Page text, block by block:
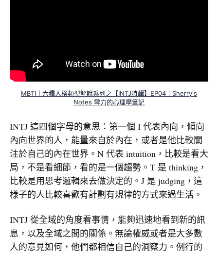
MBTI十六種人格類型解說系列之【INTJ特輯】EP04｜Sherry's
Notes 雪力的心理學筆記
INTJ 這四個字母的意思：第一個 I 代表內向，傾向
內向世界的人，能量來自於內在，或者是他比較關
注於自己的內在世界。N 代表 intuition，比較是看大
局，不是看細節，看的是一個趨勢。T 是 thinking，
比較是用思考邏輯來去做決定的。J 是 judging，這
樣子的人比較喜歡有計劃有規律的方式來過生活。
INTJ 從全域的角度看事情，能夠迅速地看到新的訊
息，以及全域之間的關係。無論權威或者是大多數
人的意見如何，他們都相信自己的洞察力。例行的